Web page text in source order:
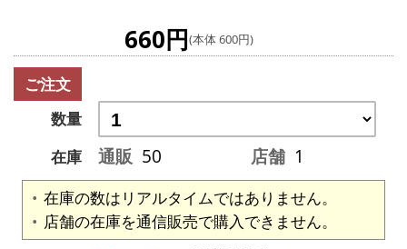
660円(本体 600円)
ご注文
数量
在庫
通販 50 店舗 1
在庫の数はリアルタイムではありません。
店舗の在庫を通信販売で購入できません。